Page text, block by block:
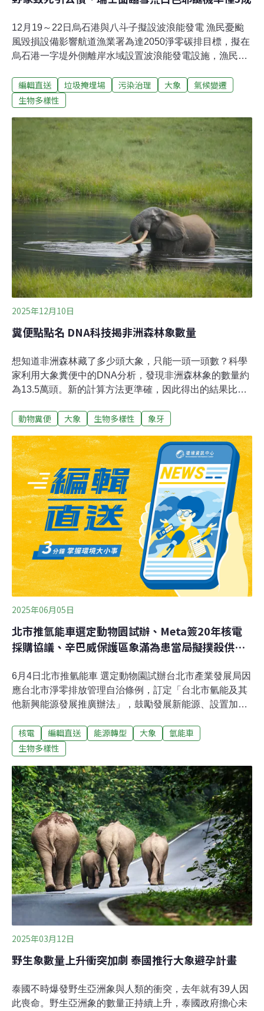
12月19～22日烏石港與八斗子擬設波浪能發電 漁民憂颱
風毀損設備影響航道漁業署為達2050淨零碳排目標，擬在
烏石港一字堤外側離岸水域設置波浪能發電設施，漁民擔
外，設置於一字堤外側會有海流攔住海沙，加速漁港淤積
的問題。漁會亦表示希望漁業署能夠回應漁民一律跟提出
斗子也是示範點，目前正在各地召開說明會蒐集意見，會
陸續溝通後再提出最好的招商方案。（公視新聞網報導）
台塑麥寮六接天然氣機組動工 望能源轉型降低碳排台塑石
化昨（19日）舉辦台塑麥寮液化天然氣（LNG）接收站
（簡稱六接）及南公用碼頭等聯合動土典禮，期望取代今
年底除役的燃煤發電機組，未來也將新建2部燃氣複循環
發電機組，降低空氣汙染跟碳排量。台電董事長曾文生表
示，目前全世界出現天然氣機組搶購潮，顯示AI浪潮造成
供電需求迫切。台塑麥寮汽電廠即將在今
編輯直送 垃圾掩埋場 污染治理 大象
氣候變遷
生物多樣性
2025年12月10日
糞便點點名 DNA科技揭非洲森林象數量
想知道非洲森林藏了多少頭大象，只能一頭一頭數？科學
家利用大象糞便中的DNA分析，發現非洲森林象的數量約
為13.5萬頭。新的計算方法更準確，因此得出的結果比
育聯盟（IUCN）11月底發表「2024年非洲森林象狀態報
用「遺傳標記重捕法」（DNA capture-recapture）統計大
象數量。專家從大象糞便樣本找出每一頭大象獨特的基因
「指紋」，再與後續採到的糞便比對，即便取得同一隻大
象的糞便，也不會重複計算。非洲森林象 （Loxodonta
cyclotis）與非洲草原象 （Loxodonta africana）過往統稱
為「非洲象」，2021年後定義為不同物種，這是首次將森
林象抽離並獨立計算。《路透社》報導，非洲森林象與非
洲草原象從300多
動物糞便 大象 生物多樣性 象牙
2025年06月05日
北市推氫能車選定動物園試辦、Meta簽20年核電
採購協議、辛巴威保護區象滿為患當局擬撲殺供食
6月4日北市推氫能車 選定動物園試辦台北市產業發展局因
應台北市淨零排放管理自治條例，訂定「台北市氫能及其
他新興能源發展推廣辦法」，鼓勵發展新能源、設置加氫
點會選擇台北市立動物園遊園車。（自由時報報導）宜蘭
豆腐岬遭放刺網 潛水教練號召義工清除宜蘭南方澳豆腐岬
公尺的刺網，當地除了有不少水域遊憩玩家更有珊瑚礁，
生態豐富，有潛水教練4日自發性號召義工下海清除刺
網，而在當地放刺網的行為違反多項法規，而下午海巡署
也攔查這艘漁船，先依違反《商港法》函送。（公視新聞
網報導）
核電 編輯直送 能源轉型 大象
氫能車
生物多樣性
2025年03月12日
野生象數量上升衝突加劇 泰國推行大象避孕計畫
泰國不時爆發野生亞洲象與人類的衝突，去年就有39人因
此喪命。野生亞洲象的數量正持續上升，泰國政府擔心未